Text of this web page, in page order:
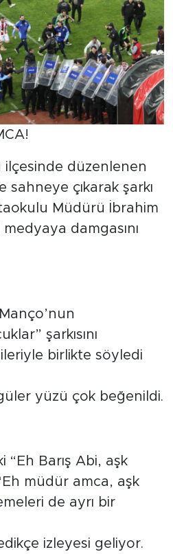
ilçesinde düzenlenen
sahneye çıkarak şarkı
Müdürü İbrahim
damgasını
şarkısını
birlikte söyledi
yüzü çok beğenildi.
“Eh Barış Abi, aşk
müdür amca, aşk
de ayrı bir
izleyesi geliyor.